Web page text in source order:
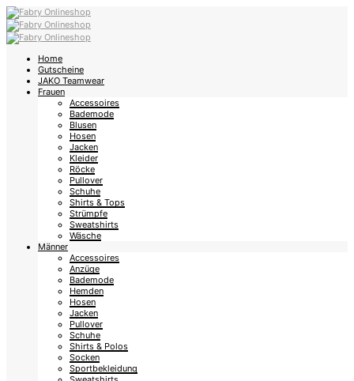
Home
Gutscheine
JAKO Teamwear
Frauen
Accessoires
Bademode
Blusen
Hosen
Jacken
Kleider
Röcke
Pullover
Schuhe
Shirts & Tops
Strümpfe
Sweatshirts
Wäsche
Männer
Accessoires
Anzüge
Bademode
Hemden
Hosen
Jacken
Pullover
Schuhe
Shirts & Polos
Socken
Sportbekleidung